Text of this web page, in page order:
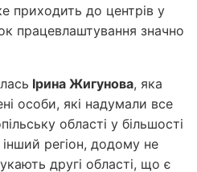
приходить до центрів у
працевлаштування значно
Ірина Жигунова, яка
особи, які надумали все
області у більшості
інший регіон, додому не
другі області, що є